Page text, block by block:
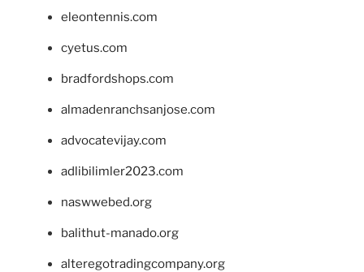
eleontennis.com
cyetus.com
bradfordshops.com
almadenranchsanjose.com
advocatevijay.com
adlibilimler2023.com
naswwebed.org
balithut-manado.org
alteregotradingcompany.org